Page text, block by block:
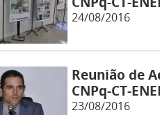
24/08/2016
Reunião de
CNPq-CT-
23/08/2016